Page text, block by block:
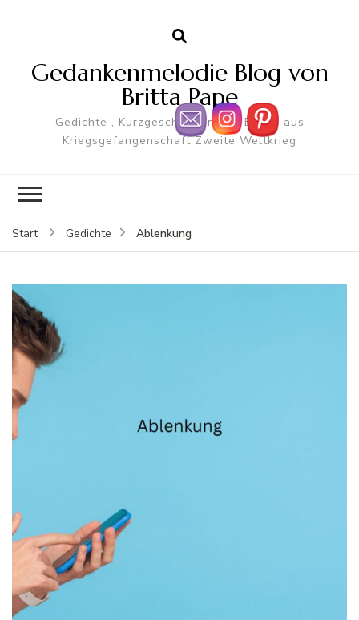
Gedankenmelodie Blog von
Britta Pape
Gedichte , Kurzgeschichten und Briefe aus
Kriegsgefangenschaft Zweite Weltkrieg
Start Gedichte Ablenkung